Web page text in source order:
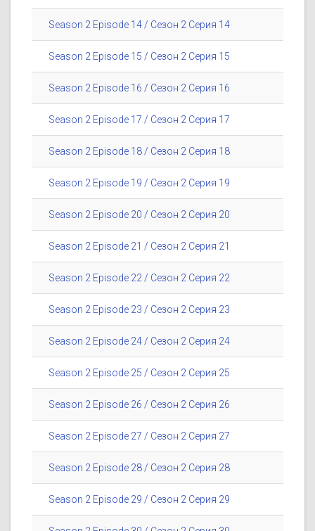
Season 2 Episode 14 / Сезон 2 Серия 14
Season 2 Episode 15 / Сезон 2 Серия 15
Season 2 Episode 16 / Сезон 2 Серия 16
Season 2 Episode 17 / Сезон 2 Серия 17
Season 2 Episode 18 / Сезон 2 Серия 18
Season 2 Episode 19 / Сезон 2 Серия 19
Season 2 Episode 20 / Сезон 2 Серия 20
Season 2 Episode 21 / Сезон 2 Серия 21
Season 2 Episode 22 / Сезон 2 Серия 22
Season 2 Episode 23 / Сезон 2 Серия 23
Season 2 Episode 24 / Сезон 2 Серия 24
Season 2 Episode 25 / Сезон 2 Серия 25
Season 2 Episode 26 / Сезон 2 Серия 26
Season 2 Episode 27 / Сезон 2 Серия 27
Season 2 Episode 28 / Сезон 2 Серия 28
Season 2 Episode 29 / Сезон 2 Серия 29